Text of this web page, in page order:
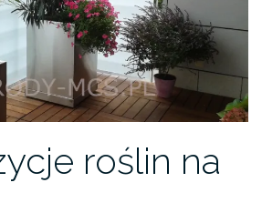
roślin na